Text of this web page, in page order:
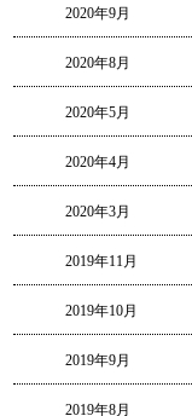
2020年9月
2020年8月
2020年5月
2020年4月
2020年3月
2019年11月
2019年10月
2019年9月
2019年8月